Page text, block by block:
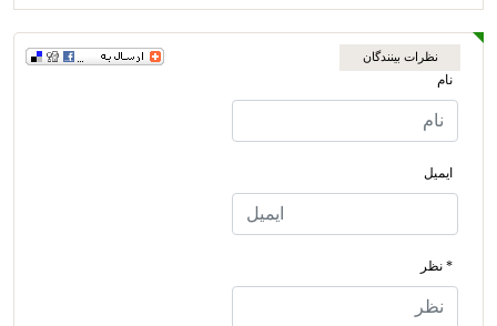
نظرات بینندگان
نام
ایمیل
* نظر